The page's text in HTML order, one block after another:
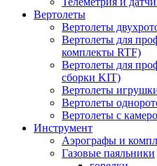
Вертолеты
Вертолеты
Вертолеты для
комплекты RTF)
Вертолеты для
сборки KIT)
Вертолеты
Вертолеты
Вертолеты с
Инструмент
Аэрографы и
Газовые паяльники